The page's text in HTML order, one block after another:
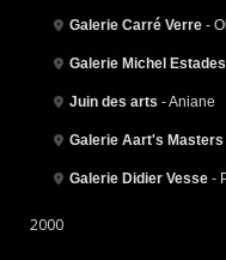
Galerie Carré Verre -
Galerie Michel Estades
Juin des arts - Aniane
Galerie Aart's Masters
Galerie Didier Vesse -
2000